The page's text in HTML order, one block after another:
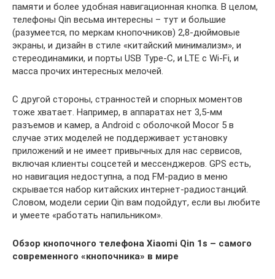
памяти и более удобная навигационная кнопка. В целом,
телефоны Qin весьма интересны – тут и большие
(разумеется, по меркам кнопочников) 2,8-дюймовые
экраны, и дизайн в стиле «китайский минимализм», и
стереодинамики, и порты USB Type-C, и LTE с Wi-Fi, и
масса прочих интересных мелочей.
С другой стороны, странностей и спорных моментов
тоже хватает. Например, в аппаратах нет 3,5-мм
разъемов и камер, а Android с оболочкой Mocor 5 в
случае этих моделей не поддерживает установку
приложений и не имеет привычных для нас сервисов,
включая клиенты соцсетей и мессенджеров. GPS есть,
но навигация недоступна, а под FM-радио в меню
скрывается набор китайских интернет-радиостанций.
Словом, модели серии Qin вам подойдут, если вы любите
и умеете «работать напильником».
Обзор кнопочного телефона Xiaomi Qin 1s – самого
современного «кнопочника» в мире